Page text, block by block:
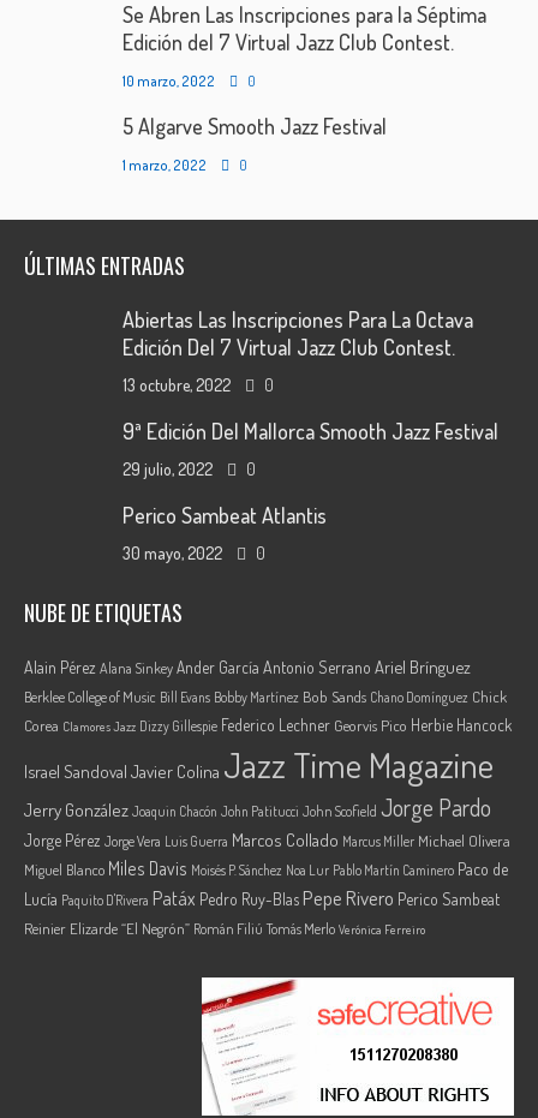
Se Abren Las Inscripciones para la Séptima
Edición del 7 Virtual Jazz Club Contest.
10 marzo, 2022 0
5 Algarve Smooth Jazz Festival
1 marzo, 2022 0
ÚLTIMAS ENTRADAS
Abiertas Las Inscripciones Para La Octava
Edición Del 7 Virtual Jazz Club Contest.
13 octubre, 2022 0
9ª Edición Del Mallorca Smooth Jazz Festival
29 julio, 2022 0
Perico Sambeat Atlantis
30 mayo, 2022 0
NUBE DE ETIQUETAS
Alain Pérez Alana SinkeyAnder García Antonio Serrano Ariel Brínguez
Berklee College of Music Bill Evans Bobby Martínez Bob Sands Chano Domínguez Chick
Corea Clamores Jazz Dizzy Gillespie Federico Lechner Georvis Pico Herbie Hancock
Israel Sandoval Javier Colina Jazz Time Magazine
Jerry González Joaquin Chacón John Patitucci John Scofield Jorge Pardo
Jorge Pérez Jorge Vera Luis Guerra Marcos Collado Marcus Miller Michael Olivera
Miguel Blanco Miles Davis Moisés P. Sánchez Noa Lur Pablo Martín Caminero Paco de
Lucía Paquito D'Rivera Patáx Pedro Ruy-Blas Pepe Rivero Perico Sambeat
Reinier Elizarde “El Negrón” Román Filiú Tomás Merlo Verónica Ferreiro